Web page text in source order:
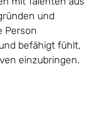
und
Person
befähigt fühlt,
einzubringen.